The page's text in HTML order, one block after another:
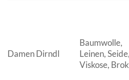
Damen Dirndl
Baumwolle,
Leinen, Seide,
Viskose,